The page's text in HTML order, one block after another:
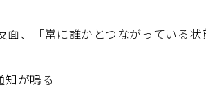
面、「常に誰かとつながっている状
が鳴る